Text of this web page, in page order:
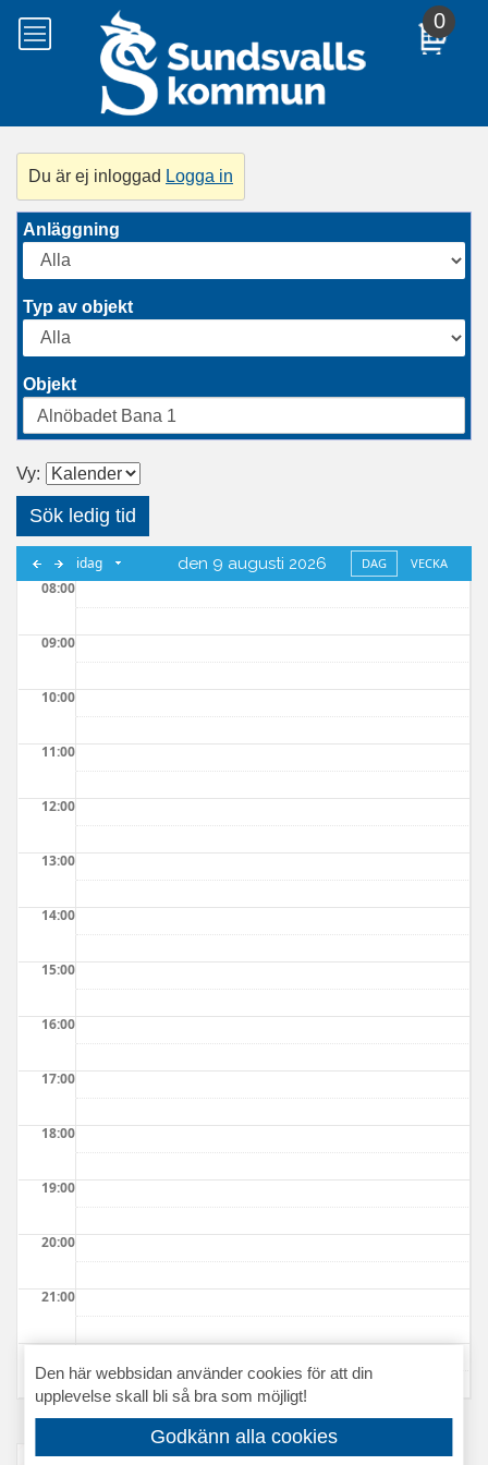
huvudinnehållet
0
Du är ej inloggad Logga in
Anläggning
Typ av objekt
Objekt
Alnöbadet Bana 1
Vy:
Sök ledig tid
idag DAG VECKA
den 9 augusti 2026
08:00
09:00
10:00
11:00
12:00
13:00
14:00
15:00
16:00
17:00
18:00
19:00
20:00
21:00
22:00
= Tid går att boka = Tid ej bokningsbar
Den här webbsidan använder cookies för att din
upplevelse skall bli så bra som möjligt!
Godkänn alla cookies